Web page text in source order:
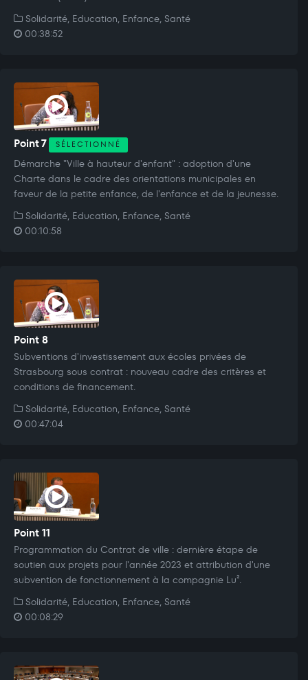
Solidarité, Education, Enfance, Santé
00:38:52
Point 7 SÉLECTIONNÉ
Démarche "Ville à hauteur d'enfant" : adoption d'une
Charte dans le cadre des orientations municipales en
faveur de la petite enfance, de l'enfance et de la jeunesse.
Solidarité, Education, Enfance, Santé
00:10:58
Point 8
Subventions d'investissement aux écoles privées de
Strasbourg sous contrat : nouveau cadre des critères et
conditions de financement.
Solidarité, Education, Enfance, Santé
00:47:04
Point 11
Programmation du Contrat de ville : dernière étape de
soutien aux projets pour l'année 2023 et attribution d'une
subvention de fonctionnement à la compagnie Lu².
Solidarité, Education, Enfance, Santé
00:08:29